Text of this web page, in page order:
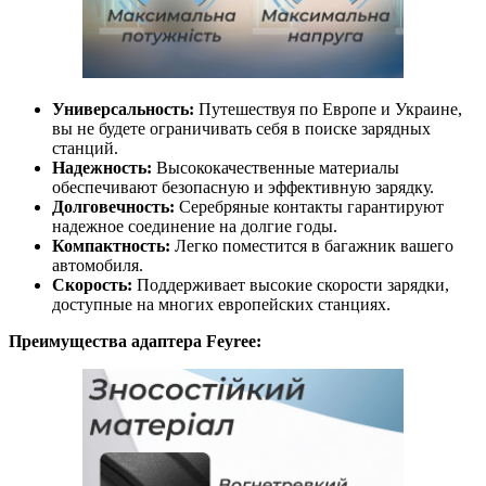
Универсальность: Путешествуя по Европе и Украине,
вы не будете ограничивать себя в поиске зарядных
станций.
Надежность: Высококачественные материалы
обеспечивают безопасную и эффективную зарядку.
Долговечность: Серебряные контакты гарантируют
надежное соединение на долгие годы.
Компактность: Легко поместится в багажник вашего
автомобиля.
Скорость: Поддерживает высокие скорости зарядки,
доступные на многих европейских станциях.
Преимущества адаптера Feyree: